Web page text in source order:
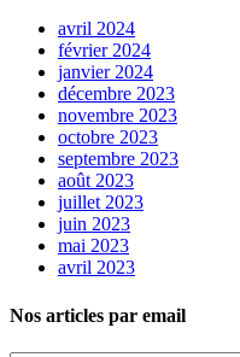
avril 2024
février 2024
janvier 2024
décembre 2023
novembre 2023
octobre 2023
septembre 2023
août 2023
juillet 2023
juin 2023
mai 2023
avril 2023
Nos articles par email